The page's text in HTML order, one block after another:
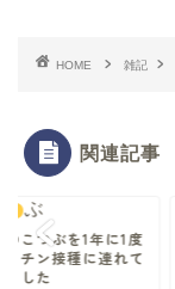
HOME 雑記
関連記事
のこつぶを1年に1度
クチン接種に連れて
ました